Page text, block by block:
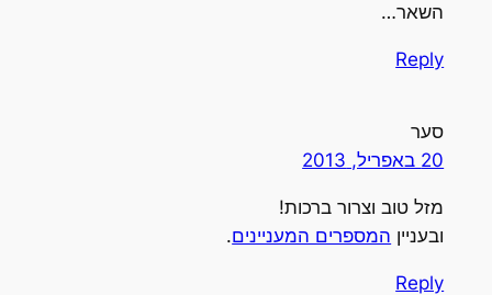
השאר…
Reply
סער
20 באפריל, 2013
מזל טוב וצרור ברכות!
ובעניין המספרים המעניינים.
Reply